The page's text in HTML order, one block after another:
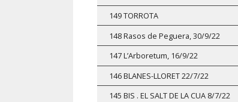
149 TORROTA
148 Rasos de Peguera, 30/9/22
147 L’Arboretum, 16/9/22
146 BLANES-LLORET 22/7/22
145 BIS . EL SALT DE LA CUA 8/7/22